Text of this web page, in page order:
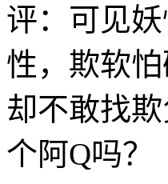
评：可见
性，欺软
却不敢找
个阿Q吗？